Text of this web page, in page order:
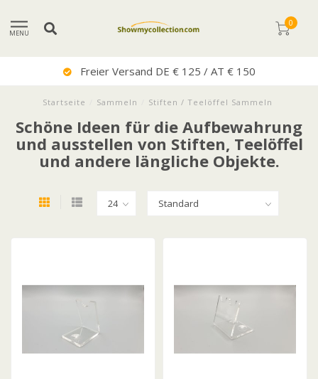
MENU
0
Sehr Guter Service
Startseite Sammeln Stiften / Teelöffel Sammeln
Schöne Ideen für die Aufbewahrung
und ausstellen von Stiften, Teelöffel
und andere längliche Objekte.